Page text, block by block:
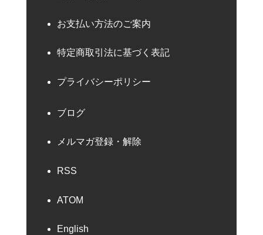
お支払い方法のご案内
特定商取引法に基づく表記
プライバシーポリシー
ブログ
メルマガ登録・解除
RSS
ATOM
English